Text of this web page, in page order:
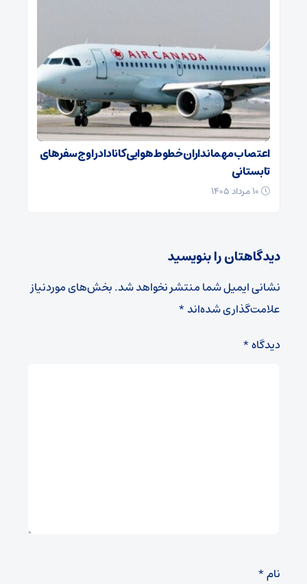
اعتصاب مهمانداران خطوط هوایی کانادا در اوج سفرهای
تابستانی
دیدگاهتان را بنویسید
نشانی ایمیل شما منتشر نخواهد شد.بخش‌های موردنیاز
علامت‌گذاری شده‌اند*
دیدگاه*
نام*